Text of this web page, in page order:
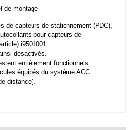
de montage
de capteurs de stationnement (PDC),
pour capteurs de
i9501001.
désactivés.
entièrement fonctionnels.
équipés du système ACC
distance).